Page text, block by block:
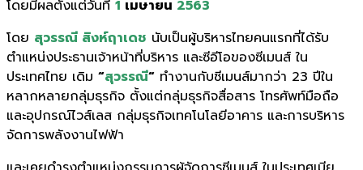
โดยมีผลตั้งแต่วันที่ 1 เมษายน 2563
โดย สุวรรณี สิงห์ฤาเดช นับเป็นผู้บริหารไทยคนแรกที่ได้รับ
ตำแหน่งประธานเจ้าหน้าที่บริหาร และซีอีโอของซีเมนส์ ใน
ประเทศไทย เดิม “สุวรรณี“ ทำงานกับซีเมนส์มากว่า 23 ปีใน
หลากหลายกลุ่มธุรกิจ ตั้งแต่กลุ่มธุรกิจสื่อสาร โทรศัพท์มือถือ
และอุปกรณ์ไวส์เลส กลุ่มธุรกิจเทคโนโลยีอาคาร และการบริหาร
จัดการพลังงานไฟฟ้า